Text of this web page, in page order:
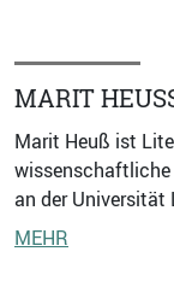
MARIT HEUSS
Marit Heuß ist
an der Universität
MEHR